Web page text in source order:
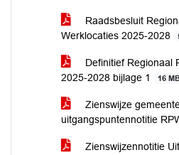
Raadsbesluit
Werklocaties 2025-2028
Definitief Regionaal
2025-2028 bijlage 1
16
Zienswijze
uitgangspuntennotitie
Zienswijzennotitie